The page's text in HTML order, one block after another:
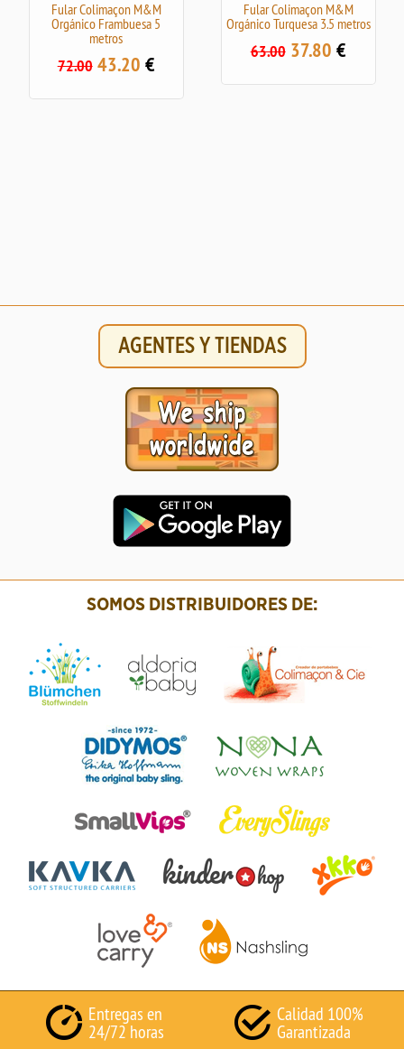
Fular Colimaçon M&M
Orgánico Frambuesa 5
metros
72.00 43.20 €
Fular Colimaçon M&M
Orgánico Turquesa 3.5 metros
63.00 37.80 €
AGENTES Y TIENDAS
SOMOS DISTRIBUIDORES DE:
Entregas en
24/72 horas
Calidad 100%
Garantizada